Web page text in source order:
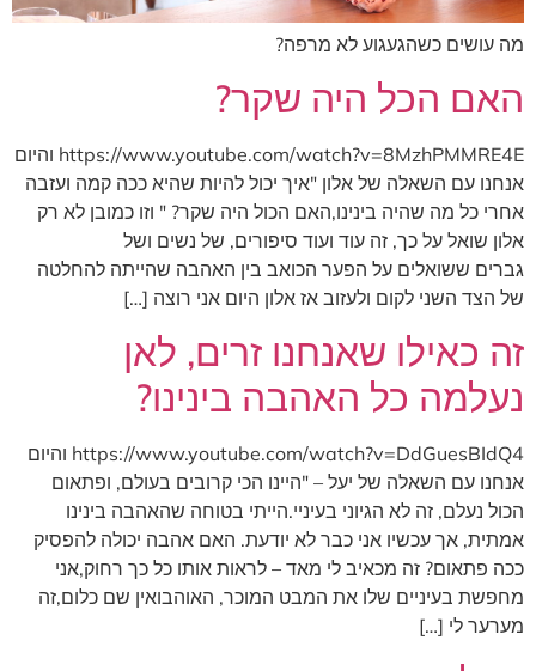
מה עושים כשהגעגוע לא מרפה?
האם הכל היה שקר?
https://www.youtube.com/watch?v=8MzhPMMRE4E והיום
אנחנו עם השאלה של אלון "איך יכול להיות שהיא ככה קמה ועזבה
אחרי כל מה שהיה בינינו,האם הכול היה שקר? " וזו כמובן לא רק
אלון שואל על כך, זה עוד ועוד סיפורים, של נשים ושל
גברים ששואלים על הפער הכואב בין האהבה שהייתה להחלטה
של הצד השני לקום ולעזוב אז אלון היום אני רוצה […]
זה כאילו שאנחנו זרים, לאן
נעלמה כל האהבה בינינו?
https://www.youtube.com/watch?v=DdGuesBIdQ4 והיום
אנחנו עם השאלה של יעל – "היינו הכי קרובים בעולם, ופתאום
הכול נעלם, זה לא הגיוני בעיניי.הייתי בטוחה שהאהבה בינינו
אמתית, אך עכשיו אני כבר לא יודעת. האם אהבה יכולה להפסיק
ככה פתאום? זה מכאיב לי מאד – לראות אותו כל כך רחוק,אני
מחפשת בעיניים שלו את המבט המוכר, האוהבואין שם כלום,זה
מערער לי […]